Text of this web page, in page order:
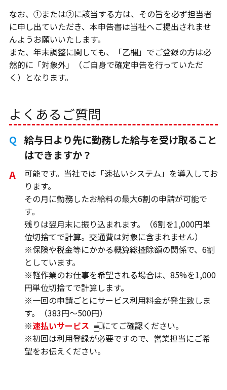
なお、①または②に該当する方は、その旨を必ず担当者
に申し出ていただき、本申告書は当社へご提出されませ
んようお願いいたします。
また、年末調整に関しても、「乙欄」でご登録の方は必
然的に「対象外」（ご自身で確定申告を行っていただ
く）となります。
よくあるご質問
給与日より先に勤務した給与を受け取ること
はできますか？
可能です。当社では「速払いシステム」を導入してお
ります。
その月に勤務したお給料の最大6割の申請が可能で
す。
残りは翌月末に振り込まれます。（6割を1,000円単
位切捨てで計算。交通費は対象に含まれません）
※保険や税金等にかかる概算総控除額の関係で、6割
としています。
※軽作業のお仕事を希望される場合は、85%を1,000
円単位切捨てで計算します。
※一回の申請ごとにサービス利用料金が発生致しま
す。（383円～500円）
※速払いサービス
にてご確認ください。
※初回は利用登録が必要ですので、営業担当にご希
望をお伝えください。